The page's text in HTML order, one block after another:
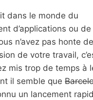
dans le monde du
d’applications ou
n’avez pas honte
de votre travail,
mis trop de temps à
il semble que
un lancement